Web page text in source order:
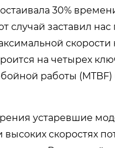
30%
случай заставил
скорости
на четырех
работы
устаревшие
скоростях